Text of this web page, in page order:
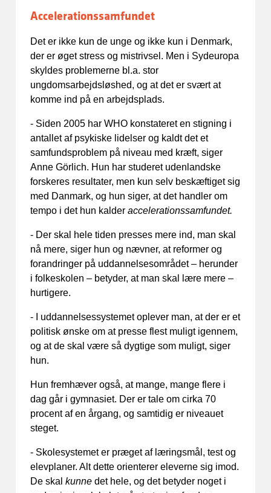
Accelerationssamfundet
Det er ikke kun de unge og ikke kun i Denmark,
der er øget stress og mistrivsel. Men i Sydeuropa
skyldes problemerne bl.a. stor
ungdomsarbejdsløshed, og at det er svært at
komme ind på en arbejdsplads.
- Siden 2005 har WHO konstateret en stigning i
antallet af psykiske lidelser og kaldt det et
samfundsproblem på niveau med kræft, siger
Anne Görlich. Hun har studeret udenlandske
forskeres resultater, men kun selv beskæftiget sig
med Danmark, og hun siger, at det handler om
tempo i det hun kalder accelerationssamfundet.
- Der skal hele tiden presses mere ind, man skal
nå mere, siger hun og nævner, at reformer og
forandringer på uddannelsesområdet – herunder
i folkeskolen – betyder, at man skal lære mere –
hurtigere.
- I uddannelsessystemet oplever man, at der er et
politisk ønske om at presse flest muligt igennem,
og at de skal være så dygtige som muligt, siger
hun.
Hun fremhæver også, at mange, mange flere i
dag går i gymnasiet. Der er tale om cirka 70
procent af en årgang, og samtidig er niveauet
steget.
- Skolesystemet er præget af læringsmål, test og
elevplaner. Alt dette orienterer eleverne sig imod.
De skal kunne det hele, og det betyder noget i